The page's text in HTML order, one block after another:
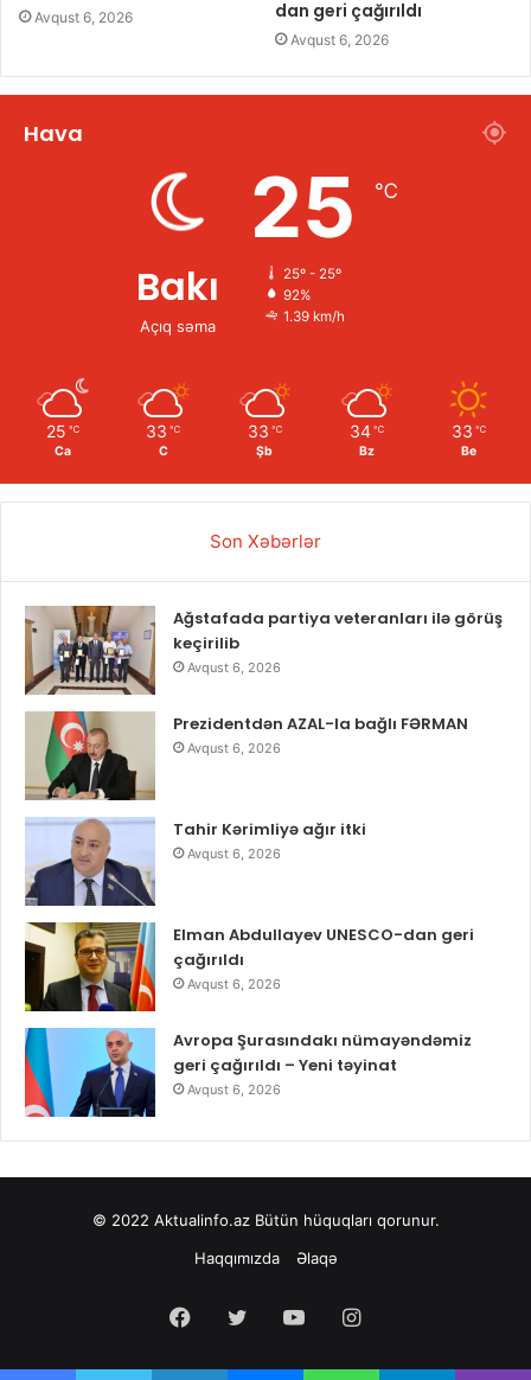
Avqust 6, 2026
dan geri çağırıldı
Avqust 6, 2026
Hava
Bakı
Açıq səma
25 ℃
25º - 25º
92%
1.39 km/h
25 ℃
Ca
33 ℃
C
33 ℃
Şb
34 ℃
Bz
33 ℃
Be
Son Xəbərlər
Ağstafada partiya veteranları ilə görüş
keçirilib
Avqust 6, 2026
Prezidentdən AZAL-la bağlı FƏRMAN
Avqust 6, 2026
Tahir Kərimliyə ağır itki
Avqust 6, 2026
Elman Abdullayev UNESCO-dan geri
çağırıldı
Avqust 6, 2026
Avropa Şurasındakı nümayəndəmiz
geri çağırıldı – Yeni təyinat
Avqust 6, 2026
© 2022 Aktualinfo.azBütün hüquqları qorunur.
Haqqımızda
Əlaqə
Facebook
Twitter YouTubeInstagram